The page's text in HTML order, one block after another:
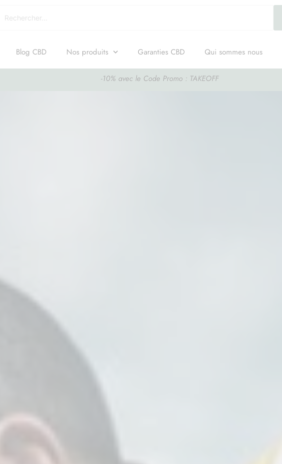
Blog CBD Nos produits Garanties CBD Qui sommes nous
-10% avec le Code Promo : TAKEOFF